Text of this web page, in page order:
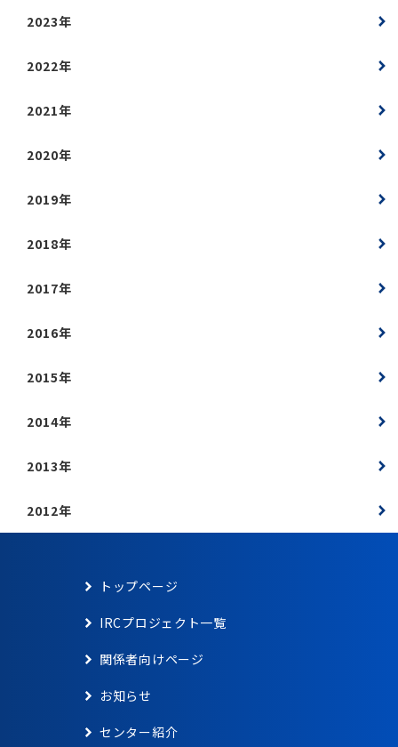
2023年
2022年
2021年
2020年
2019年
2018年
2017年
2016年
2015年
2014年
2013年
2012年
トップページ
IRCプロジェクト一覧
関係者向けページ
お知らせ
センター紹介